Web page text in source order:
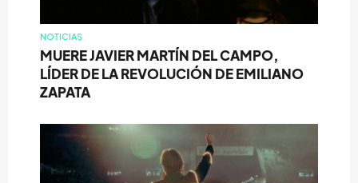
NOTICIAS
MUERE JAVIER MARTÍN DEL CAMPO,
LÍDER DE LA REVOLUCIÓN DE EMILIANO
ZAPATA